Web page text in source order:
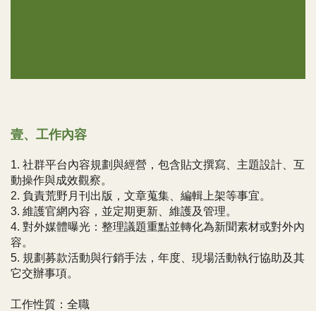
壹、工作內容
1. 社群平台內容規劃與經營，包含貼文撰寫、主題設計、互
動操作與成效觀察。
2. 負責荒野月刊出版，文章蒐集、編輯上架等事宜。
3. 維護官網內容，並定期更新、維護及管理。
4. 對外媒體曝光：整理議題重點並轉化為新聞素材或對外內
容。
5. 規劃募款活動與行銷手法，年度、現場活動執行協助及其
它交辦事項。
工作性質：全職